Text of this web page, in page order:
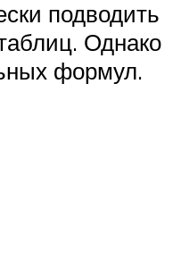
подводить
Однако
формул.